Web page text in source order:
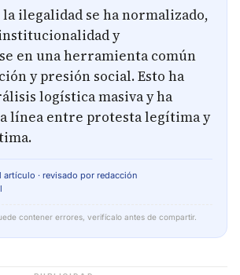
la ilegalidad se ha normalizado,
y
en una herramienta común
y presión social. Esto ha
logística masiva y ha
línea entre protesta legítima y
artículo · revisado por redacción
contener errores, verifícalo antes de compartir.